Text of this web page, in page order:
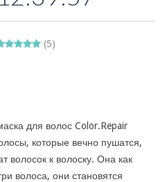
(5)
для волос Color.Repair
которые вечно пушатся,
волосок к волоску. Она как
волоса, они становятся